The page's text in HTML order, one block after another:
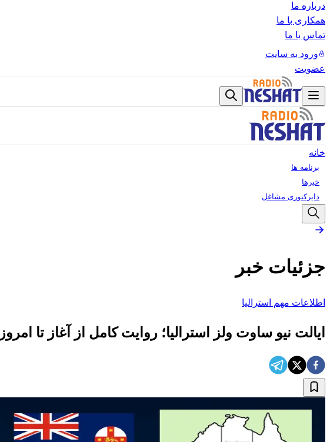
درباره ما
همکاری با ما
تماس با ما
ورود به سایت
عضویت
خانه
برنامه ها
خبرها
دایرکتوری مشاغل
جزئیات خبر
اطلاعات مهم استرالیا
ایالت نیو ساوت ولز استرالیا؛ روایت کامل از آغاز تا امروز